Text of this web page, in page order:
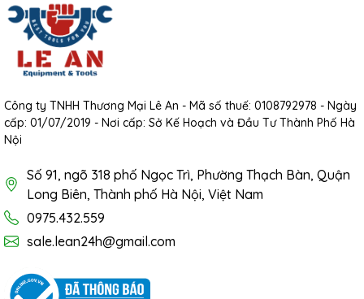
Công ty TNHH Thương Mại Lê An - Mã số thuế: 0108792978 - Ngày
cấp: 01/07/2019 - Nơi cấp: Sở Kế Hoạch và Đầu Tư Thành Phố Hà
Nội
Số 91, ngõ 318 phố Ngọc Trì, Phường Thạch Bàn, Quận
Long Biên, Thành phố Hà Nội, Việt Nam
0975.432.559
sale.lean24h@gmail.com